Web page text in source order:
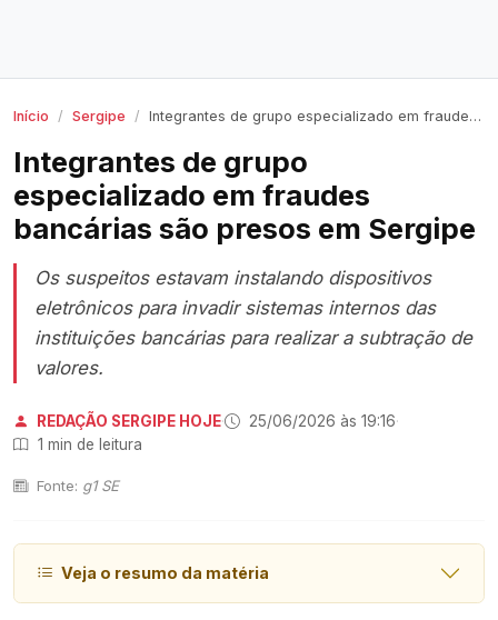
Início Sergipe Integrantes de grupo especializado em fraudes bancárias são presos em Sergipe
Integrantes de grupo
especializado em fraudes
bancárias são presos em Sergipe
Os suspeitos estavam instalando dispositivos
eletrônicos para invadir sistemas internos das
instituições bancárias para realizar a subtração de
valores.
REDAÇÃO SERGIPE HOJE· 25/06/2026 às 19:16·
1 min de leitura
Fonte: g1 SE
Veja o resumo da matéria